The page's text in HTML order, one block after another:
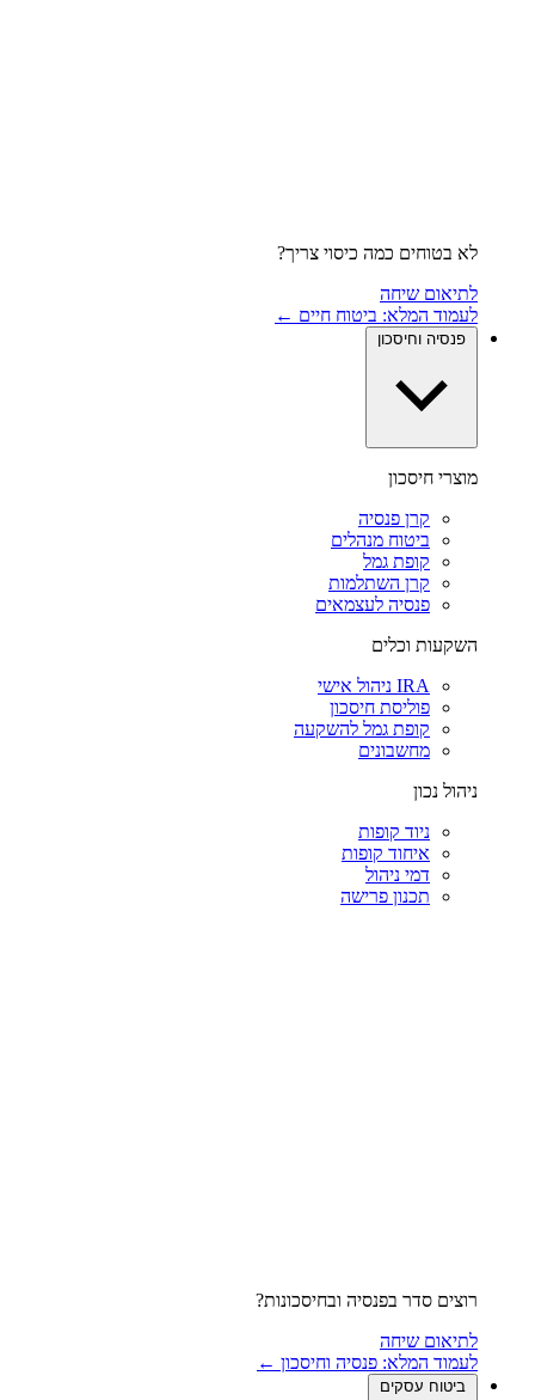
לא בטוחים כמה כיסוי צריך?
לתיאום שיחה
לעמוד המלא: ביטוח חיים ←
פנסיה וחיסכון
מוצרי חיסכון
קרן פנסיה
ביטוח מנהלים
קופת גמל
קרן השתלמות
פנסיה לעצמאים
השקעות וכלים
IRA ניהול אישי
פוליסת חיסכון
קופת גמל להשקעה
מחשבונים
ניהול נכון
ניוד קופות
איחוד קופות
דמי ניהול
תכנון פרישה
רוצים סדר בפנסיה ובחיסכונות?
לתיאום שיחה
לעמוד המלא: פנסיה וחיסכון ←
ביטוח עסקים